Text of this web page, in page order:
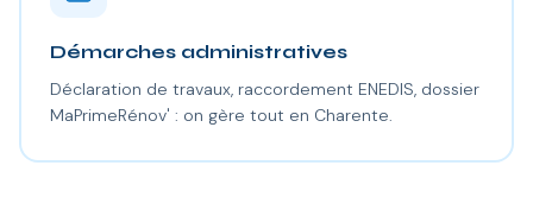
Démarches administratives
Déclaration de travaux, raccordement ENEDIS, dossier
MaPrimeRénov' : on gère tout en Charente.